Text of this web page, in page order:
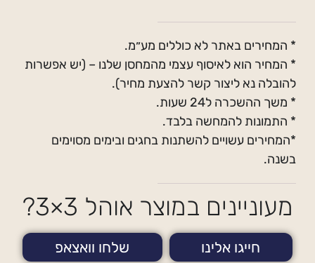
* המחירים באתר לא כוללים מע״מ.
* המחיר הוא לאיסוף עצמי מהמחסן שלנו – (יש אפשרות
להובלה נא ליצור קשר להצעת מחיר).
* משך ההשכרה ל24 שעות.
* התמונות להמחשה בלבד.
*המחירים עשויים להשתנות בחגים ובימים מסוימים
בשנה.
מעוניינים במוצר אוהל 3×3?
חייגו אלינו שלחו וואצאפ